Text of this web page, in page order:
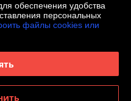
обеспечения удобства
персональных
файлы cookies или